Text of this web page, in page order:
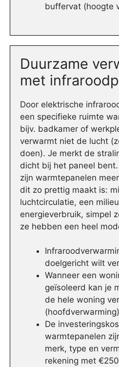
buffervat (hoogte
Duurzame
met
Door elektrische
een specifieke ruimte
bijv. badkamer of
verwarmt niet de lucht
doen). Je merkt de
dicht bij het paneel
zijn warmtepanelen
dit zo prettig maakt is:
luchtcirculatie, een
energieverbruik, simpel
ze hebben een heel
doelgericht wilt
Wanneer een
geïsoleerd kan je
de hele woning
De
warmtepanelen
merk, type en
rekening met